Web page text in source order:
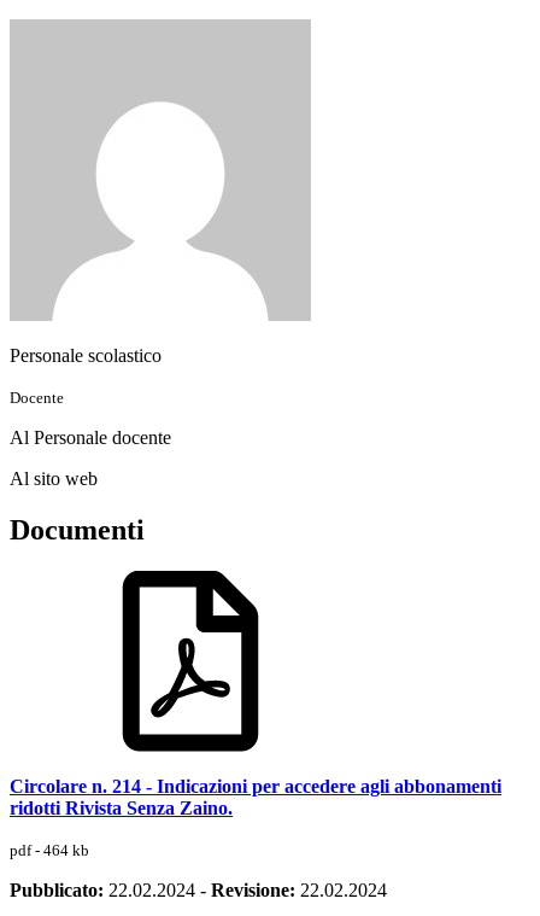
Personale scolastico
Docente
Al Personale docente
Al sito web
Documenti
Circolare n. 214 - Indicazioni per accedere agli abbonamenti
ridotti Rivista Senza Zaino.
pdf - 464 kb
Pubblicato: 22.02.2024 - Revisione: 22.02.2024